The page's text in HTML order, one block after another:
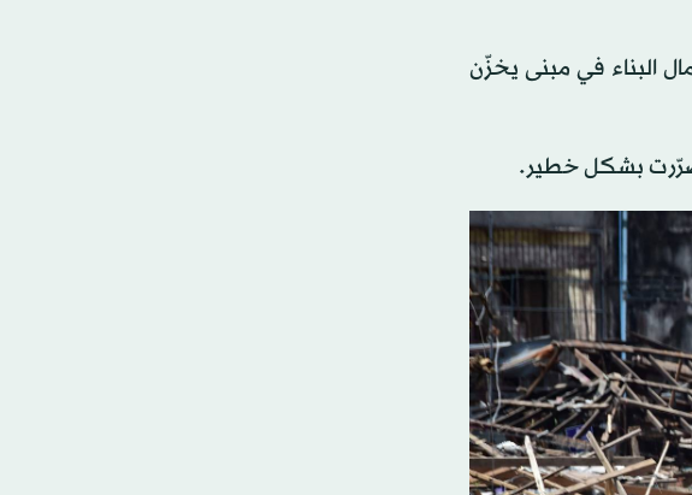
البناء في مبنى يخزّن